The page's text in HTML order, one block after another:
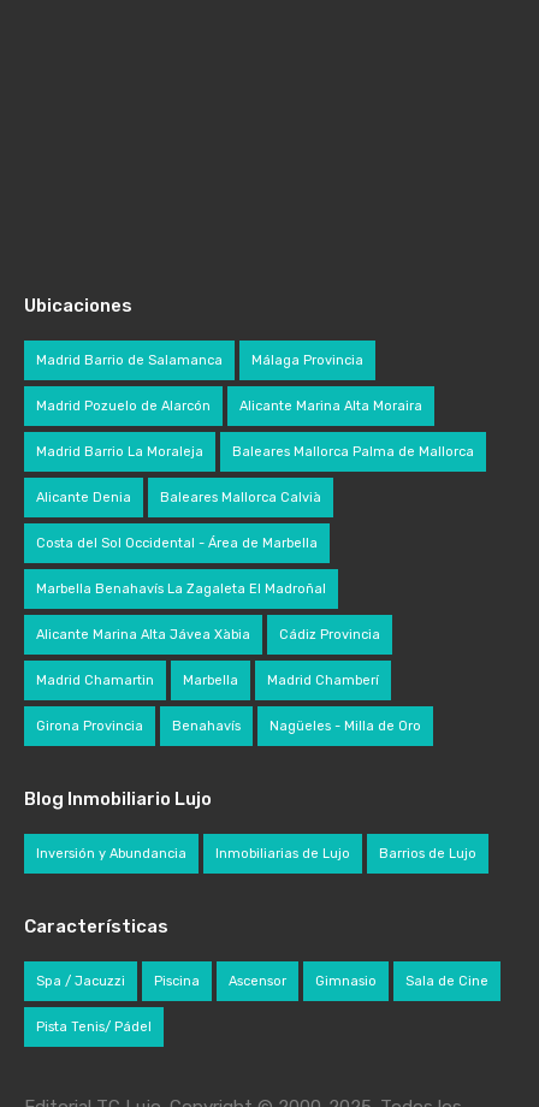
Ubicaciones
Madrid Barrio de Salamanca Málaga Provincia
Madrid Pozuelo de Alarcón Alicante Marina Alta Moraira
Madrid Barrio La Moraleja Baleares Mallorca Palma de Mallorca
Alicante Denia Baleares Mallorca Calvià
Costa del Sol Occidental - Área de Marbella
Marbella Benahavís La Zagaleta El Madroñal
Alicante Marina Alta Jávea Xàbia Cádiz Provincia
Madrid Chamartin Marbella Madrid Chamberí
Girona Provincia Benahavís Nagüeles - Milla de Oro
Blog Inmobiliario Lujo
Inversión y Abundancia Inmobiliarias de Lujo Barrios de Lujo
Características
Spa / Jacuzzi Piscina Ascensor Gimnasio Sala de Cine
Pista Tenis/ Pádel